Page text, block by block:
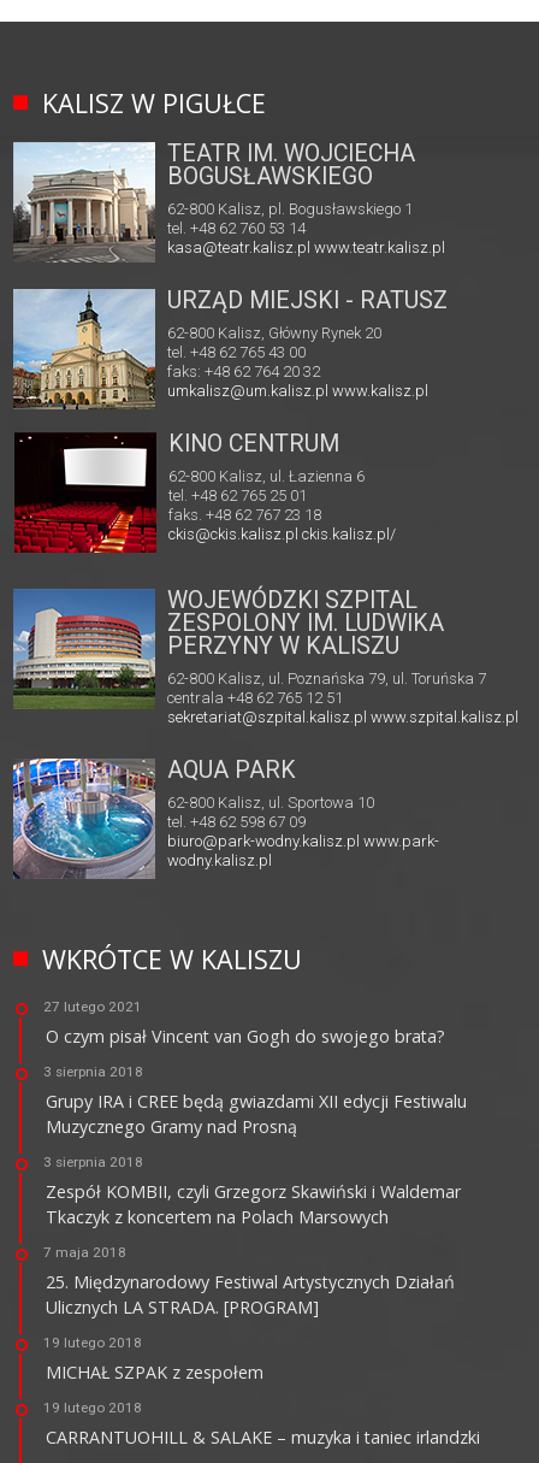
KALISZ W PIGUŁCE
TEATR IM. WOJCIECHA
BOGUSŁAWSKIEGO
62-800 Kalisz, pl. Bogusławskiego 1
tel. +48 62 760 53 14
kasa@teatr.kalisz.pl www.teatr.kalisz.pl
URZĄD MIEJSKI - RATUSZ
62-800 Kalisz, Główny Rynek 20
tel. +48 62 765 43 00
faks: +48 62 764 20 32
umkalisz@um.kalisz.plwww.kalisz.pl
KINO CENTRUM
62-800 Kalisz, ul. Łazienna 6
tel. +48 62 765 25 01
faks. +48 62 767 23 18
ckis@ckis.kalisz.pl ckis.kalisz.pl/
WOJEWÓDZKI SZPITAL
ZESPOLONY IM. LUDWIKA
PERZYNY W KALISZU
62-800 Kalisz, ul. Poznańska 79, ul. Toruńska 7
centrala +48 62 765 12 51
sekretariat@szpital.kalisz.pl www.szpital.kalisz.pl
AQUA PARK
62-800 Kalisz, ul. Sportowa 10
tel. +48 62 598 67 09
biuro@park-wodny.kalisz.pl www.park-
wodny.kalisz.pl
WKRÓTCE W KALISZU
27 lutego 2021
O czym pisał Vincent van Gogh do swojego brata?
3 sierpnia 2018
Grupy IRA i CREE będą gwiazdami XII edycji Festiwalu
Muzycznego Gramy nad Prosną
3 sierpnia 2018
Zespół KOMBII, czyli Grzegorz Skawiński i Waldemar
Tkaczyk z koncertem na Polach Marsowych
7 maja 2018
25. Międzynarodowy Festiwal Artystycznych Działań
Ulicznych LA STRADA. [PROGRAM]
19 lutego 2018
MICHAŁ SZPAK z zespołem
19 lutego 2018
CARRANTUOHILL & SALAKE – muzyka i taniec irlandzki